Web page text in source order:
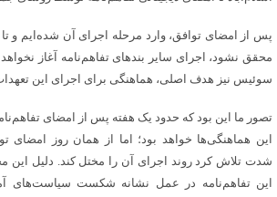
پس از امضای توافق، وارد مرحله اجرای آن شده‌ایم و تا
محقق نشود، اجرای سایر بندهای تفاهم‌نامه آغاز
سوئیس نیز هدف اصلی، هماهنگی برای اجرای این
تصور ما این بود که حدود یک هفته پس از امضای
این هماهنگی‌ها خواهد بود؛ اما از همان روز امضای
شدت تلاش کرد روند اجرای آن را مختل کند. دلیل این
این تفاهم‌نامه در عمل نشانه شکست سیاست‌های